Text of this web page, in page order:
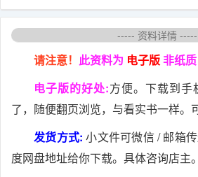
----- 资料详情 -----
请注意！ 此资料为 电子版非纸质
电子版的好处:方便。下载到手
了，随便翻页浏览，与看实书一样。
发货方式: 小文件可微信 / 邮箱
度网盘地址给你下载。具体咨询店主。